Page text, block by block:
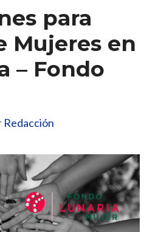
para
Mujeres en
– Fondo
Redacción